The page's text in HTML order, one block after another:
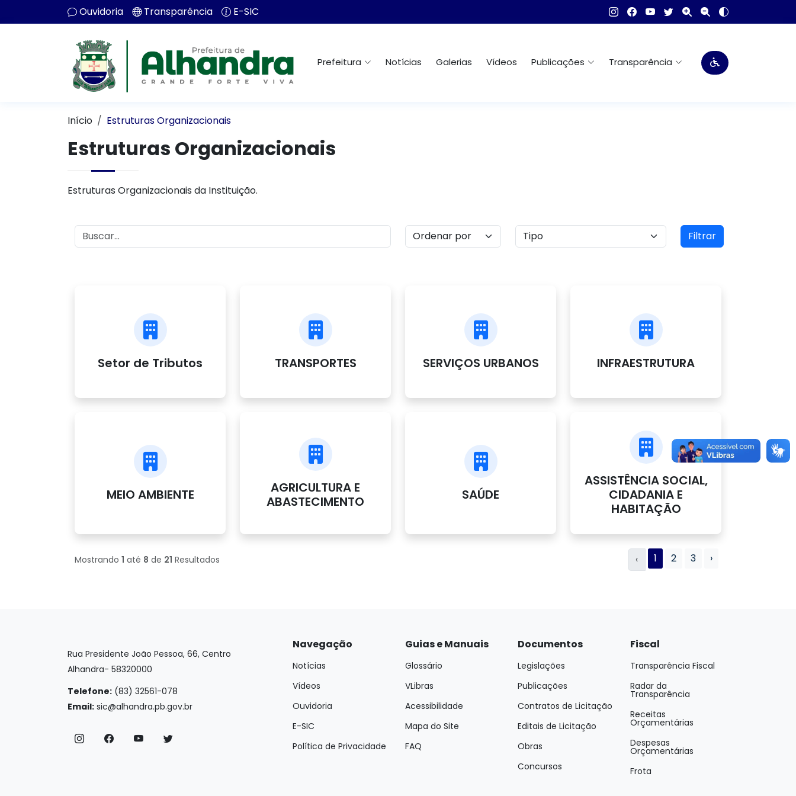
Ouvidoria Transparência E-SIC
Prefeitura Notícias Galerias Vídeos Publicações Transparência
Início Estruturas Organizacionais
Estruturas Organizacionais
Estruturas Organizacionais da Instituição.
Filtrar
Setor de Tributos TRANSPORTES SERVIÇOS URBANOS INFRAESTRUTURA
MEIO AMBIENTE
AGRICULTURA E
ABASTECIMENTO
SAÚDE
ASSISTÊNCIA SOCIAL,
CIDADANIA E
HABITAÇÃO
Mostrando 1 até 8 de 21 Resultados ‹ 1 2 3 ›
Rua Presidente João Pessoa, 66, Centro
Alhandra- 58320000
Telefone: (83) 32561-078
Email: sic@alhandra.pb.gov.br
Navegação
Notícias
Vídeos
Ouvidoria
E-SIC
Política de Privacidade
Guias e Manuais
Glossário
VLibras
Acessibilidade
Mapa do Site
FAQ
Documentos
Legislações
Publicações
Contratos de Licitação
Editais de Licitação
Obras
Concursos
Fiscal
Transparência Fiscal
Radar da
Transparência
Receitas
Orçamentárias
Despesas
Orçamentárias
Frota